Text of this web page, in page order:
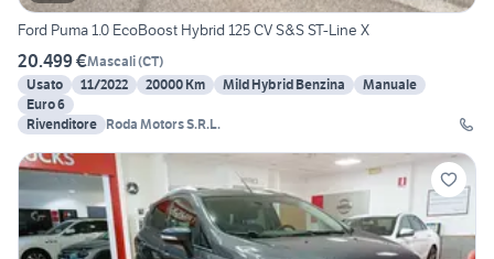
Ford Puma 1.0 EcoBoost Hybrid 125 CV S&S ST-Line X
20.499 €Mascali(CT)
Usato
11/2022 20000 Km Mild Hybrid Benzina
Manuale
Euro 6
Rivenditore Roda Motors S.R.L.